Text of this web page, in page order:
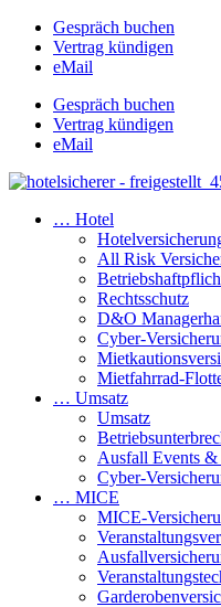
Gespräch buchen
Vertrag kündigen
eMail
Gespräch buchen
Vertrag kündigen
eMail
… Hotel
All Risk
Rechtsschutz
D&O
Cyber-
Mietfahrrad-
… Umsatz
Umsatz
Ausfall Events &
Cyber-
… MICE
MICE-